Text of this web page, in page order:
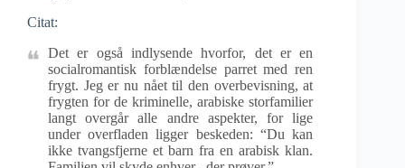
Citat:
Det er også indlysende hvorfor, det er en
socialromantisk forblændelse parret med ren
frygt. Jeg er nu nået til den overbevisning, at
frygten for de kriminelle, arabiske storfamilier
langt overgår alle andre aspekter, for lige
under overfladen ligger beskeden: “Du kan
ikke tvangsfjerne et barn fra en arabisk klan.